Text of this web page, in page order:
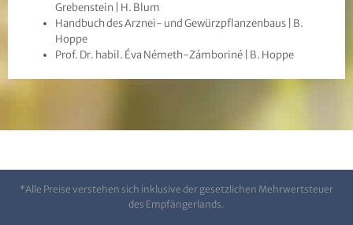
Grebenstein | H. Blum
Handbuch des Arznei- und Gewürzpflanzenbaus | B.
Hoppe
Prof. Dr. habil. Éva Németh-Zámboriné | B. Hoppe
*Alle Preise verstehen sich inklusive der gesetzlichen Mehrwertsteuer
des Empfängerlands.